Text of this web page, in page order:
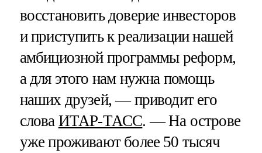
восстановить доверие инвесторов
и приступить к реализации нашей
амбициозной программы реформ,
а для этого нам нужна помощь
наших друзей, — приводит его
слова ИТАР-ТАСС. — На острове
уже проживают более 50 тысяч